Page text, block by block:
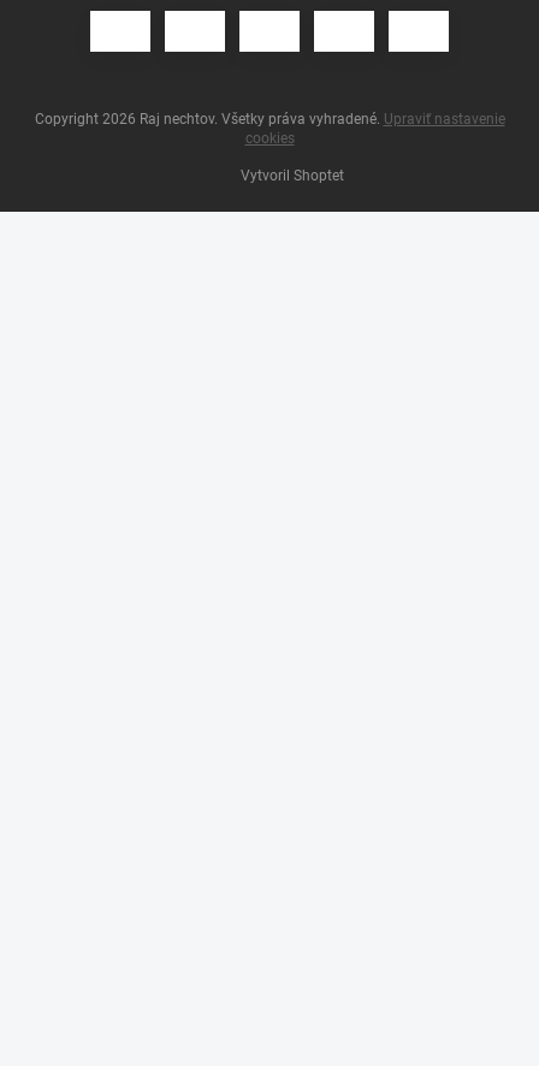
Vytvoril Shoptet
Copyright 2026 Raj nechtov. Všetky práva vyhradené. Upraviť nastavenie
cookies